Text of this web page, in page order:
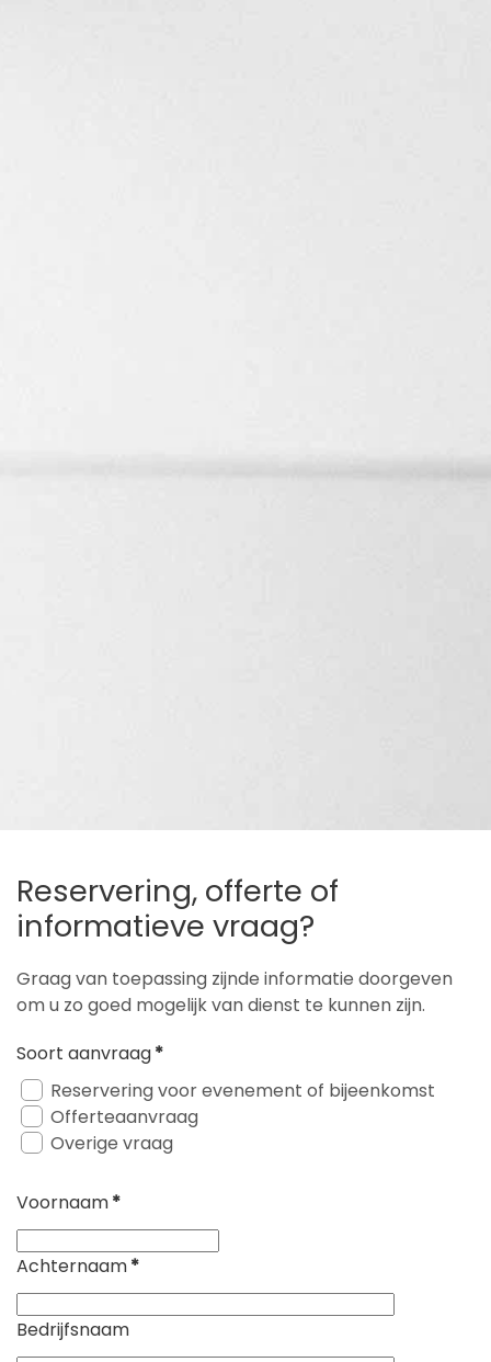
Reservering, offerte of
informatieve vraag?
Graag van toepassing zijnde informatie doorgeven
om u zo goed mogelijk van dienst te kunnen zijn.
Soort aanvraag*
Reservering voor evenement of bijeenkomst
Offerteaanvraag
Overige vraag
Voornaam*
Achternaam*
Bedrijfsnaam